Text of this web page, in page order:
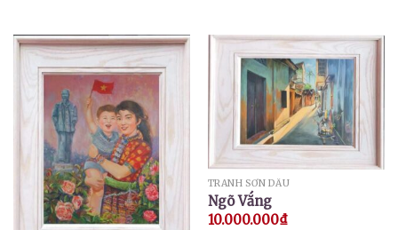
TRANH SƠN DẦU
Ngõ Vắng
10.000.000₫